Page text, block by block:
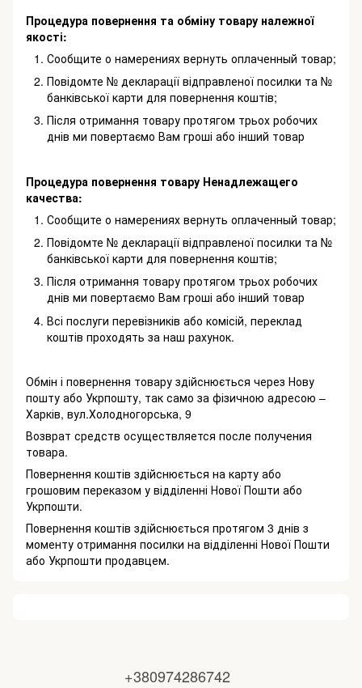
Процедура повернення та обміну товару належної
якості:
Сообщите о намерениях вернуть оплаченный товар;
Повідомте № декларації відправленої посилки та №
банківської карти для повернення коштів;
Після отримання товару протягом трьох робочих
днів ми повертаємо Вам гроші або інший товар
Процедура повернення товару Ненадлежащего
качества:
Сообщите о намерениях вернуть оплаченный товар;
Повідомте № декларації відправленої посилки та №
банківської карти для повернення коштів;
Після отримання товару протягом трьох робочих
днів ми повертаємо Вам гроші або інший товар
Всі послуги перевізників або комісій, переклад
коштів проходять за наш рахунок.
Обмін і повернення товару здійснюється через Нову
пошту або Укрпошту, так само за фізичною адресою –
Харків, вул.Холодногорська, 9
Возврат средств осуществляется после получения
товара.
Повернення коштів здійснюється на карту або
грошовим переказом у відділенні Нової Пошти або
Укрпошти.
Повернення коштів здійснюється протягом 3 днів з
моменту отримання посилки на відділенні Нової Пошти
або Укрпошти продавцем.
+380974286742